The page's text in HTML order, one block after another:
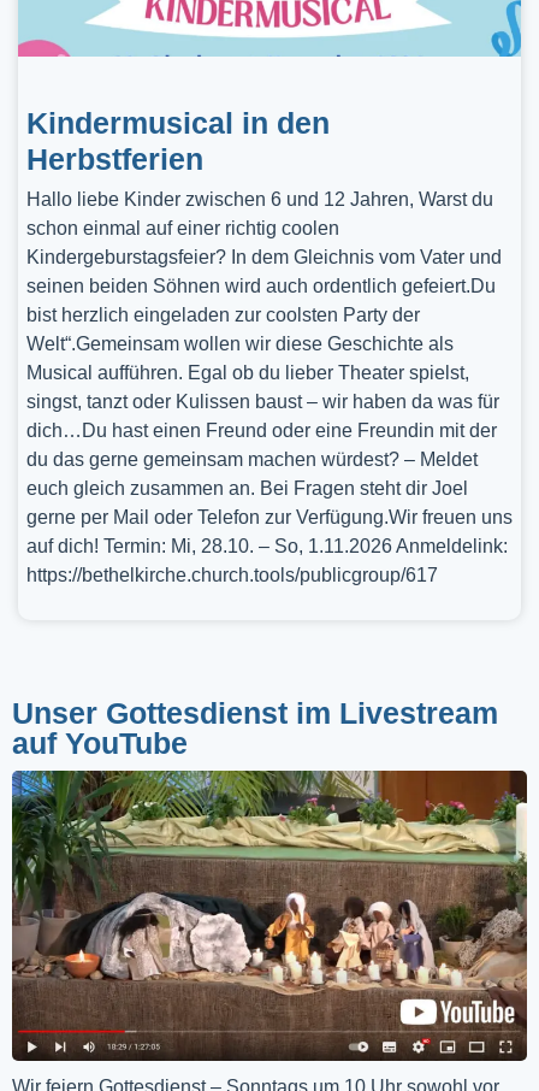
Kindermusical in den
Herbstferien
Hallo liebe Kinder zwischen 6 und 12 Jahren, Warst du
schon einmal auf einer richtig coolen
Kindergeburstagsfeier? In dem Gleichnis vom Vater und
seinen beiden Söhnen wird auch ordentlich gefeiert.Du
bist herzlich eingeladen zur coolsten Party der
Welt“.Gemeinsam wollen wir diese Geschichte als
Musical aufführen. Egal ob du lieber Theater spielst,
singst, tanzt oder Kulissen baust – wir haben da was für
dich…Du hast einen Freund oder eine Freundin mit der
du das gerne gemeinsam machen würdest? – Meldet
euch gleich zusammen an. Bei Fragen steht dir Joel
gerne per Mail oder Telefon zur Verfügung.Wir freuen uns
auf dich! Termin: Mi, 28.10. – So, 1.11.2026 Anmeldelink:
https://bethelkirche.church.tools/publicgroup/617
Unser Gottesdienst im Livestream
auf YouTube
Wir feiern Gottesdienst – Sonntags um 10 Uhr sowohl vor